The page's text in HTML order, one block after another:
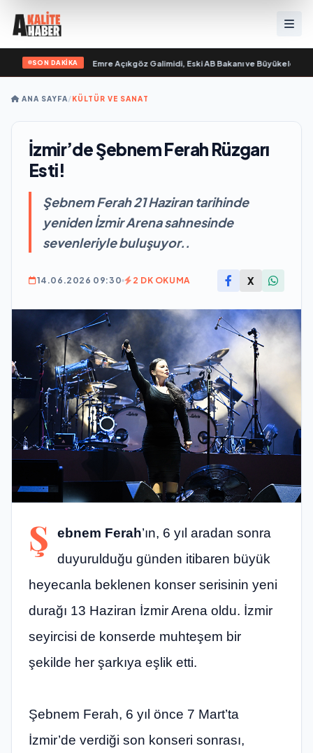
SON DAKİKA
“ yayımlandı• Ali Emre Açıkgöz Galimidi, Eski AB Bakanı ve Büyükelçi
ANA SAYFA/KÜLTÜR VE SANAT
İzmir’de Şebnem Ferah Rüzgarı
Esti!
Şebnem Ferah 21 Haziran tarihinde
yeniden İzmir Arena sahnesinde
sevenleriyle buluşuyor..
14.06.2026 09:30 2 DK OKUMA X
Ş ebnem Ferah’ın, 6 yıl aradan sonra
duyurulduğu günden itibaren büyük
heyecanla beklenen konser serisinin yeni
durağı 13 Haziran İzmir Arena oldu. İzmir
seyircisi de konserde muhteşem bir
şekilde her şarkıya eşlik etti.
Şebnem Ferah, 6 yıl önce 7 Mart’ta
İzmir’de verdiği son konseri sonrası,